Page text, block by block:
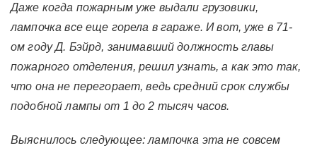
Даже когда пожарным уже выдали грузовики,
лампочка все еще горела в гараже. И вот, уже в 71-
ом году Д. Бэйрд, занимавший должность главы
пожарного отделения, решил узнать, а как это так,
что она не перегорает, ведь средний срок службы
подобной лампы от 1 до 2 тысяч часов.
Выяснилось следующее: лампочка эта не совсем